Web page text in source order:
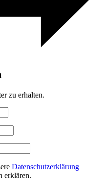
zu erhalten.
Datenschutzerklärung
erklären.